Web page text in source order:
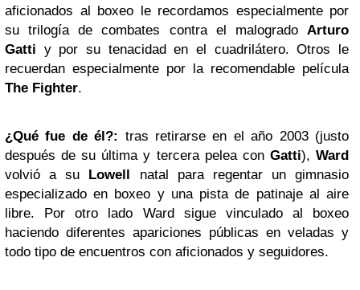
aficionados al boxeo le recordamos especialmente por
su trilogía de combates contra el malogrado Arturo
Gatti y por su tenacidad en el cuadrilátero. Otros le
recuerdan especialmente por la recomendable película
The Fighter.
¿Qué fue de él?: tras retirarse en el año 2003 (justo
después de su última y tercera pelea con Gatti),Ward
volvió a su Lowell natal para regentar un gimnasio
especializado en boxeo y una pista de patinaje al aire
libre. Por otro lado Ward sigue vinculado al boxeo
haciendo diferentes apariciones públicas en veladas y
todo tipo de encuentros con aficionados y seguidores.